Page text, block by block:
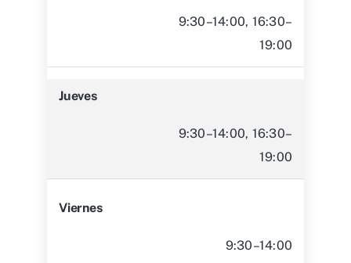
9:30–14:00, 16:30–
19:00
Jueves
9:30–14:00, 16:30–
19:00
Viernes
9:30–14:00